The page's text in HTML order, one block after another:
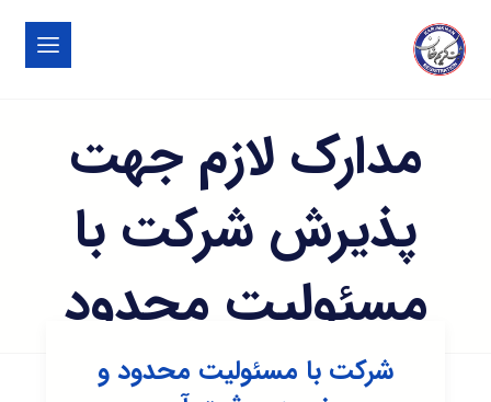
مدارک لازم جهت
پذیرش شرکت با
مسئولیت محدود
شرکت با مسئولیت محدود و